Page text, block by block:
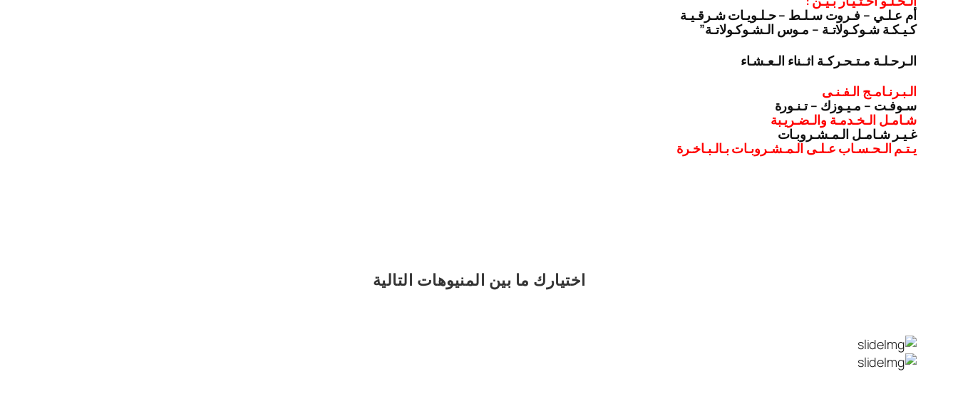
أم عـلـي – فـروت سـلـط – حـلـويـات شـرقـيـة
كـيـكـة شـوكـولاتـة – مـوس الـشـوكـولاتـة”
الـرحـلـة مـتـحـركـة اثــناء الـعـشـاء
الـبـرنـامـج الـفـنـى
سـوفـت – مـيـوزك – تـنـورة
شـامـل الـخـدمـة والـضـريـبة
غـيـر شـامـل الـمـشـروبـات
يـتـم الـحـسـاب عـلـى الـمـشـروبـات بـالـبـاخـرة
اختيارك ما بين المنيوهات التالية